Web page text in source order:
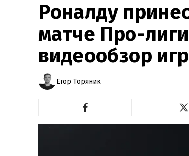
Роналду
матче Про-
видеообзор
Егор Торяник